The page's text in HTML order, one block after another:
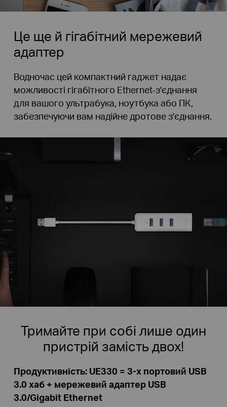
Це ще й гігабітний мережевий
адаптер
Водночас цей компактний гаджет надає
можливості гігабітного Ethernet-з'єднання
для вашого ультрабука, ноутбука або ПК,
забезпечуючи вам надійне дротове з'єднання.
Тримайте при собі лише один
пристрій замість двох!
Продуктивність: UE330 = 3-х портовий USB
3.0 хаб + мережевий адаптер USB
3.0/Gigabit Ethernet